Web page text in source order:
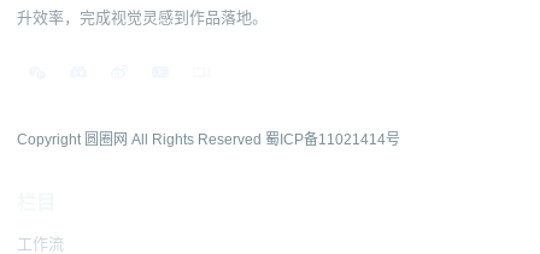
升效率，完成视觉灵感到作品落地。
Copyright 圆圈网 All Rights Reserved 蜀ICP备11021414号
工作流